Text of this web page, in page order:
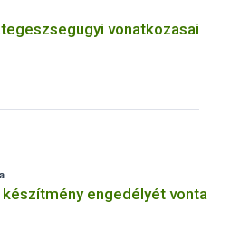
vonatkozasai
engedélyét vonta